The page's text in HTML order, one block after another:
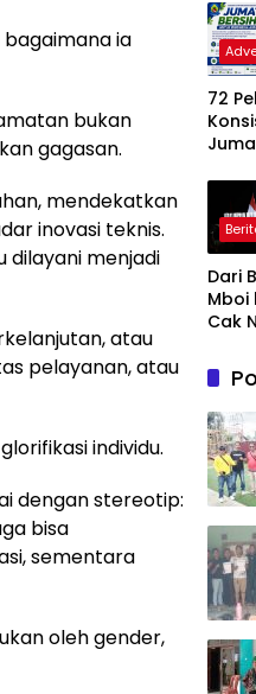
ia
bukan
gagasan.
mendekatkan
inovasi teknis.
dilayani menjadi
atau
pelayanan, atau
individu.
dengan stereotip:
bisa
sementara
oleh gender,
72
Nyata
ASRI
Dari
Mboi
Cak
an :
&
Akal